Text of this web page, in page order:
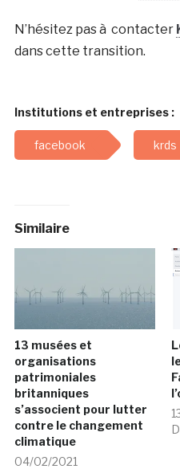
N’hésitez pas à contacter
dans cette transition.
Institutions et entreprises :
facebook krds
Similaire
13 musées et
organisations
patrimoniales
britanniques
s’associent pour lutter
contre le changement
climatique
04/02/2021